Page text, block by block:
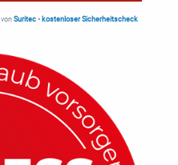
von Suritec • kostenloser Sicherheitscheck